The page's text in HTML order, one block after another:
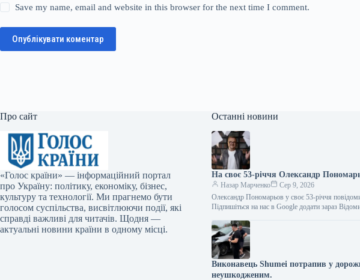
Save my name, email and website in this browser for the next time I comment.
Опублікувати коментар
Про сайт
«Голос країни» — інформаційний портал
про Україну: політику, економіку, бізнес,
культуру та технології. Ми прагнемо бути
голосом суспільства, висвітлюючи події, які
справді важливі для читачів. Щодня —
актуальні новини країни в одному місці.
Останні новини
На своє 53-річчя Олександр
Назар Марченко
Сер 9, 2026
Олександр Пономарьов у своє 53-річчя
Підпишіться на нас в Google додати зараз
Виконавець Shumei потрапив у
неушкодженим.